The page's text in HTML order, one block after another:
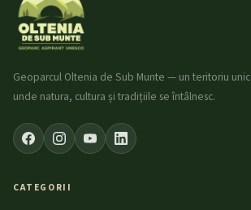
Geoparcul Oltenia de Sub Munte — un teritoriu unic
unde natura, cultura și tradițiile se întâlnesc.
CATEGORII